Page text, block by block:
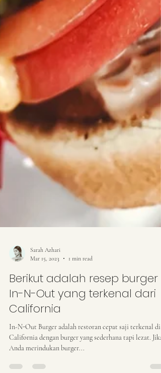
Sarah Azhari
Mar 15, 2023
1 min read
Berikut adalah resep burger
California
In-N-Out Burger adalah restoran cepat saji terkenal di
California dengan burger yang sederhana tapi lezat. Jika